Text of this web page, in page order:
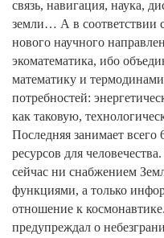
связь, навигация, наука,
земли… А в соответствии
нового научного
экоматематика, ибо
математику и
потребностей:
как таковую,
Последняя занимает
ресурсов для
сейчас ни снабжением
функциями, а только
отношение к
предупреждал о